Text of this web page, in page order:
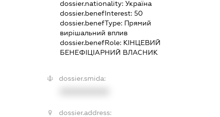
dossier.nationality: Україна
dossier.benefInterest: 50
dossier.benefType: Прямий
вирішальний вплив
dossier.benefRole: КІНЦЕВИЙ
БЕНЕФІЦІАРНИЙ ВЛАСНИК
dossier.smida:
dossier.address: